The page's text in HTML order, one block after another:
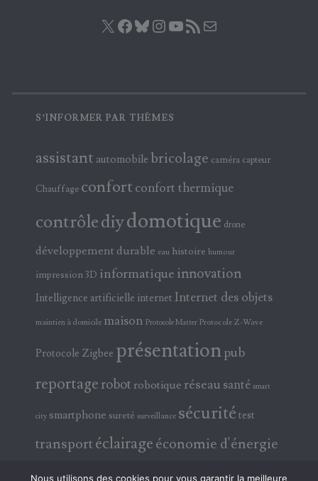
X Facebook
Bluesky
Instagram
YouTube
Flux RSS
S’INFORMER PAR THÈMES
assistant automobile bricolage caméra capteur
Chauffage confort confort thermique
contrôlediydomotique drone
développement durable eau histoire humour
impression 3D informatique innovation
Intelligence artificielle internet Internet des objets
maintien à domicile maison Protocole Matter Protocole Z-Wave
Protocole Zigbee présentationpub
reportage robot robotique réseau santé smart
city smartphone sureté surveillance sécurité test
transportéclairageéconomie d'énergie
électricité électronique
Nous utilisons des cookies pour vous garantir la meilleure